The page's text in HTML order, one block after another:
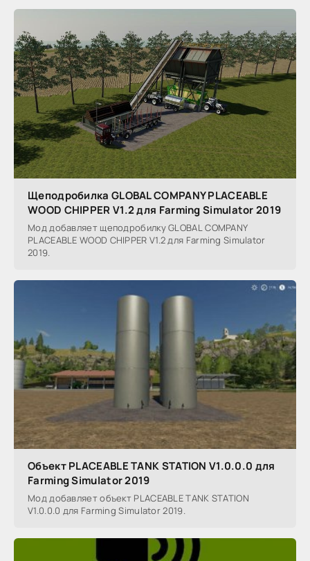
Щеподробилка GLOBAL COMPANY PLACEABLE
WOOD CHIPPER V1.2 для Farming Simulator 2019
Мод добавляет щеподробилку GLOBAL COMPANY
PLACEABLE WOOD CHIPPER V1.2 для Farming Simulator
2019.
Объект PLACEABLE TANK STATION V1.0.0.0 для
Farming Simulator 2019
Мод добавляет объект PLACEABLE TANK STATION
V1.0.0.0 для Farming Simulator 2019.